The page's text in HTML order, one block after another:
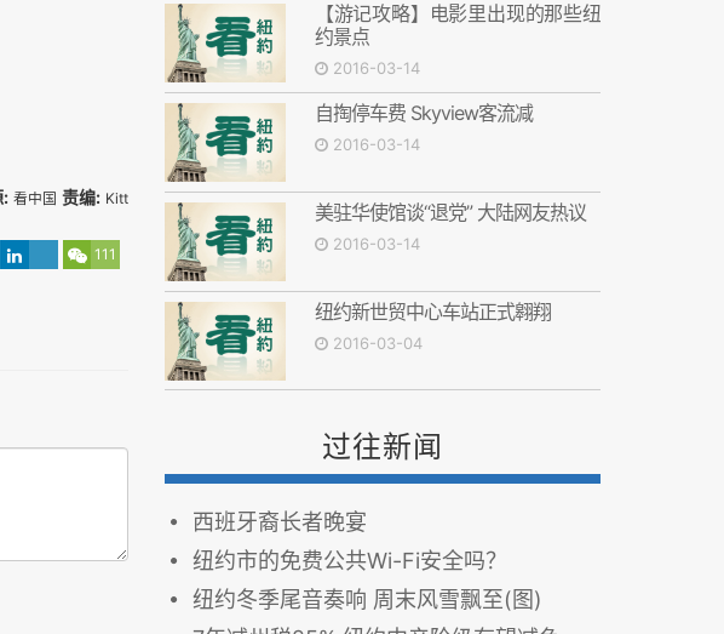
: 看中国 责编: Kitt
111
【游记攻略】电影里出现的那些纽
约景点
2016-03-14
自掏停车费 Skyview客流减
2016-03-14
美驻华使馆谈“退党” 大陆网友热议
2016-03-14
纽约新世贸中心车站正式翱翔
2016-03-04
过往新闻
西班牙裔长者晚宴
纽约市的免费公共Wi-Fi安全吗？
纽约冬季尾音奏响 周末风雪飘至(图)